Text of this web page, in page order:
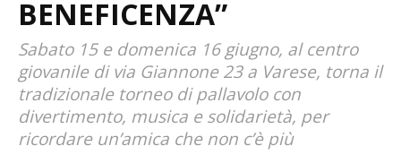
BENEFICENZA”
Sabato 15 e domenica 16 giugno, al centro
giovanile di via Giannone 23 a Varese, torna il
tradizionale torneo di pallavolo con
divertimento, musica e solidarietà, per
ricordare un’amica che non c’è più